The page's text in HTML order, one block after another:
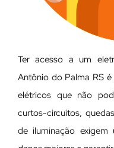
Ter acesso a um
Antônio do Palma RS
elétricos que não
curtos-circuitos,
de iluminação